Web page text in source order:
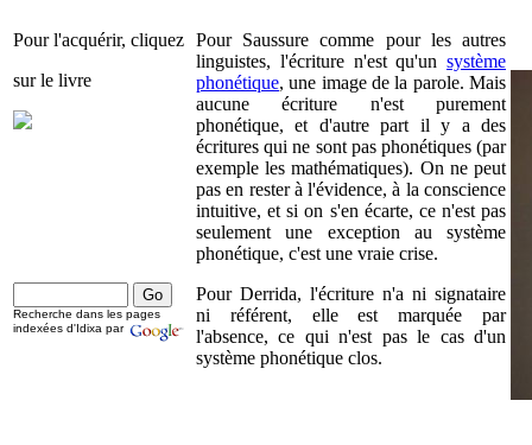
Pour l'acquérir, cliquez
sur le livre
Pour Saussure comme pour les autres
linguistes, l'écriture n'est qu'un système
phonétique, une image de la parole. Mais
aucune écriture n'est purement
phonétique, et d'autre part il y a des
écritures qui ne sont pas phonétiques (par
exemple les mathématiques). On ne peut
pas en rester à l'évidence, à la conscience
intuitive, et si on s'en écarte, ce n'est pas
seulement une exception au système
phonétique, c'est une vraie crise.
Pour Derrida, l'écriture n'a ni signataire
ni référent, elle est marquée par
l'absence, ce qui n'est pas le cas d'un
système phonétique clos.
Recherche dans les pages
indexées d'Idixa par